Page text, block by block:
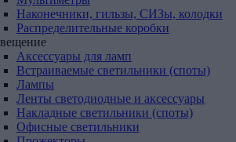
Наконечники, гильзы, СИЗы, колодки
Распределительные коробки
Аксессуары для ламп
Встраиваемые светильники (споты)
Лампы
Ленты светодиодные и аксессуары
Накладные светильники (споты)
Офисные светильники